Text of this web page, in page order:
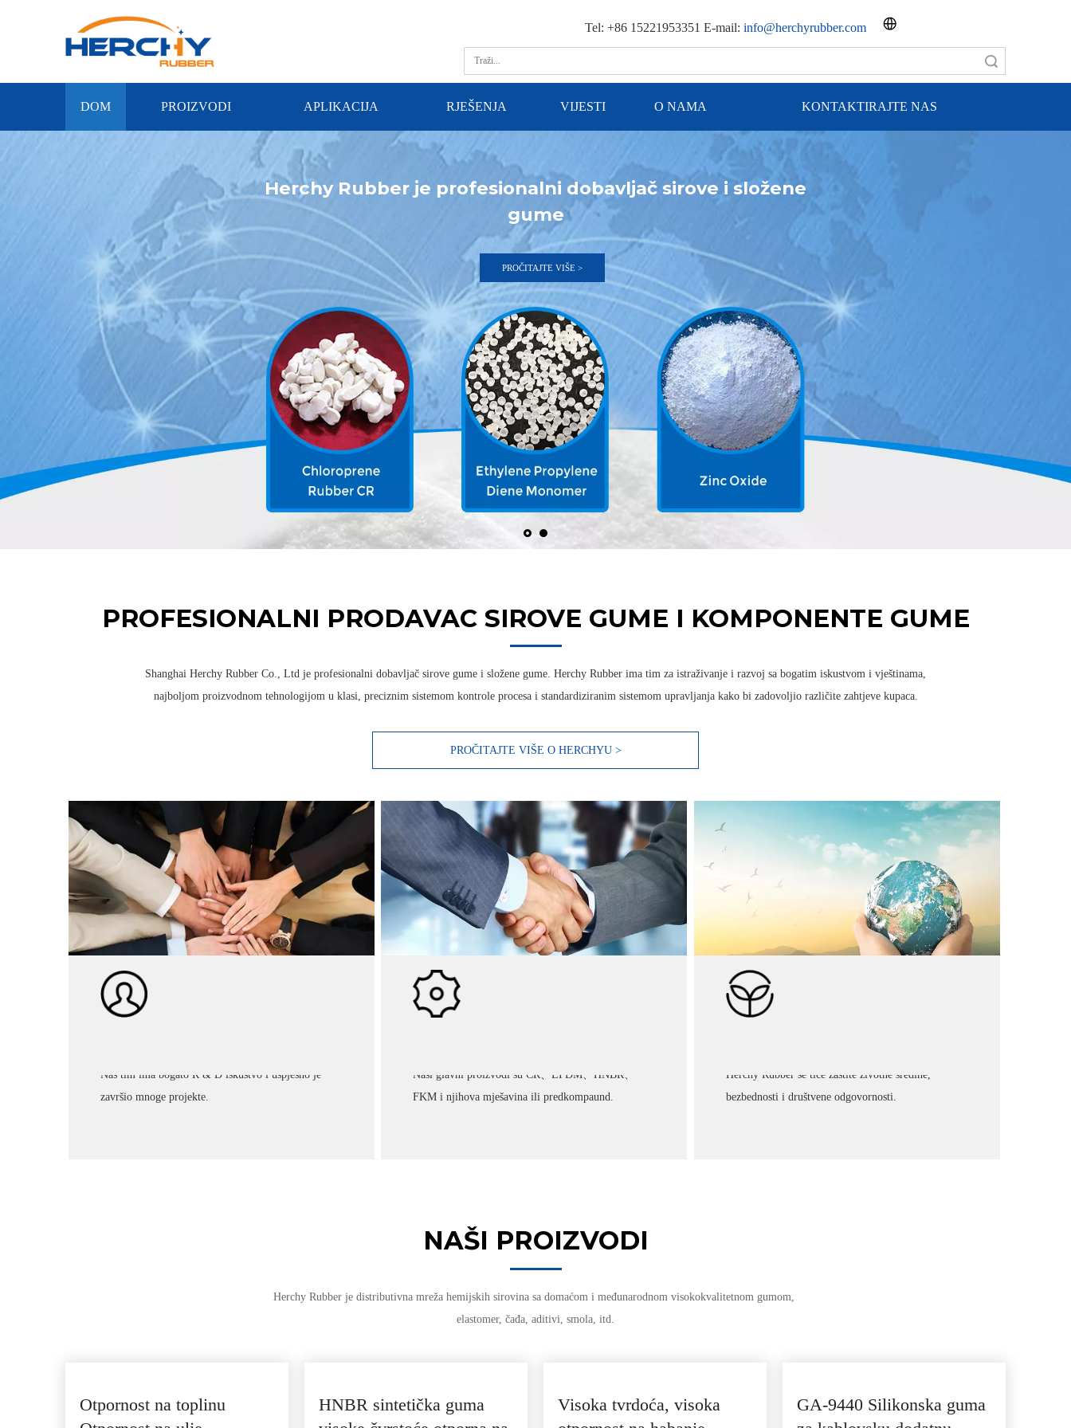
Tel: +86 15221953351 E-mail: info@herchyrubber.com
DOM PROIZVODI APLIKACIJA RJEŠENJA VIJESTI O NAMA KONTAKTIRAJTE NAS
Herchy Rubber je profesionalni dobavljač sirove i složene
gume
PROČITAJTE VIŠE >
PROFESIONALNI PRODAVAC SIROVE GUME I KOMPONENTE GUME
Shanghai Herchy Rubber Co., Ltd je profesionalni dobavljač sirove gume i složene gume. Herchy Rubber ima tim za istraživanje i razvoj sa bogatim iskustvom i vještinama,
najboljom proizvodnom tehnologijom u klasi, preciznim sistemom kontrole procesa i standardiziranim sistemom upravljanja kako bi zadovoljio različite zahtjeve kupaca.
PROČITAJTE VIŠE O HERCHYU >
Naš tim ima bogato R & D iskustvo i uspješno je
završio mnoge projekte.
Naši glavni proizvodi su CR、EPDM、HNBR、
FKM i njihova mješavina ili predkompaund.
Herchy Rubber se tiče zaštite životne sredine,
bezbednosti i društvene odgovornosti.
NAŠI PROIZVODI
Herchy Rubber je distributivna mreža hemijskih sirovina sa domaćom i međunarodnom visokokvalitetnom gumom,
elastomer, čađa, aditivi, smola, itd.
Otpornost na toplinu
HNBR sintetička guma
Visoka tvrdoća, visoka
GA-9440 Silikonska guma